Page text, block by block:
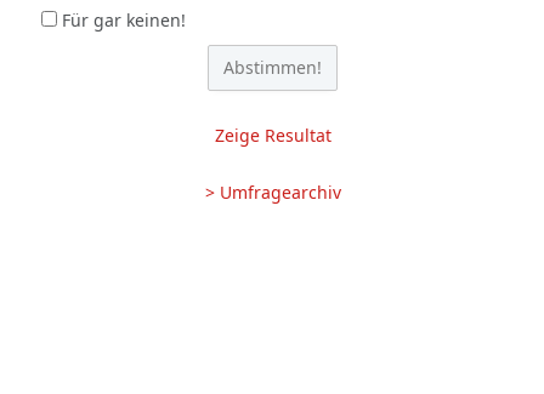
Für gar keinen!
Zeige Resultat
> Umfragearchiv